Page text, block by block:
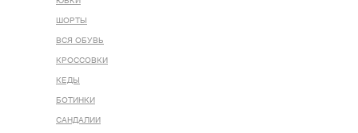
ШОРТЫ
ВСЯ ОБУВЬ
КРОССОВКИ
КЕДЫ
БОТИНКИ
САНДАЛИИ